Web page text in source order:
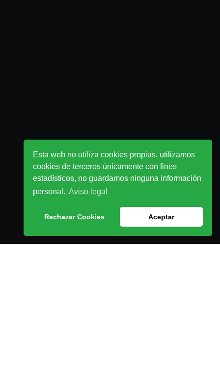
Esta web no utiliza cookies propias, utilizamos
cookies de terceros únicamente con fines
estadísticos, no guardamos ninguna información
personal. Aviso legal
Rechazar Cookies Aceptar